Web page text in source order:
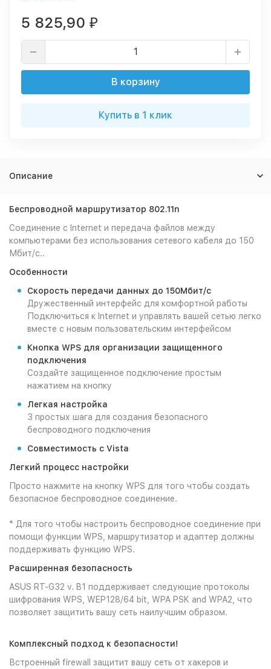
5 825,90 ₽
В корзину
Купить в 1 клик
Описание
Беспроводной маршрутизатор 802.11n
Соединение с Internet и передача файлов между
компьютерами без использования сетевого кабеля до 150
Мбит/с..
Особенности
Скорость передачи данных до 150Мбит/c
Дружественный интерфейс для комфортной работы
Подключиться к Internet и управлять вашей сетью легко
вместе с новым пользовательским интерфейсом
Кнопка WPS для организации защищенного
подключения
Создайте защищенное подключение простым
нажатием на кнопку
Легкая настройка
3 простых шага для создания безопасного
беспроводного подключения
Совместимость с Vista
Легкий процесс настройки
Просто нажмите на кнопку WPS для того чтобы создать
безопасное беспроводное соединение.
* Для того чтобы настроить беспроводное соединение при
помощи функции WPS, маршрутизатор и адаптер должны
поддерживать функцию WPS.
Расширенная безопасность
ASUS RT-G32 v. B1 поддерживает следующие протоколы
шифрования WPS, WEP128/64 bit, WPA PSK and WPA2, что
позволяет защитить вашу сеть наилучшим образом.
Комплексный подход к безопасности!
Встроенный firewall защитит вашу сеть от хакеров и